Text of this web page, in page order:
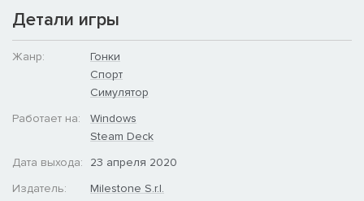
Детали игры
Жанр:
Гонки
Спорт
Симулятор
Работает на:
Windows
Steam Deck
Дата выхода:
23 апреля 2020
Издатель:
Milestone S.r.l.